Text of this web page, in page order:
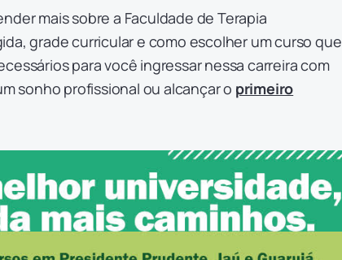
mais sobre a Faculdade de Terapia
grade curricular e como escolher um curso que
para você ingressar nessa carreira com
sonho profissional ou alcançar o primeiro